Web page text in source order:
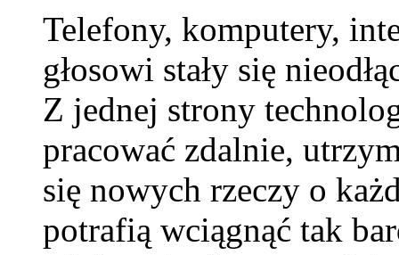
Telefony, komputery,
głosowi stały się
Z jednej strony
pracować zdalnie,
się nowych rzeczy o
potrafią wciągnąć tak